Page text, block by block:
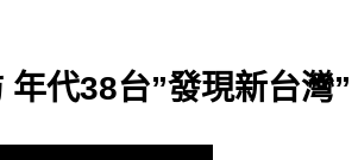
代38台”發現新台灣